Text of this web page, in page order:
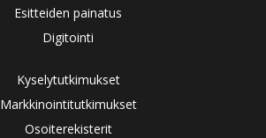
Esitteiden painatus
Digitointi
Kyselytutkimukset
Markkinointitutkimukset
Osoiterekisterit